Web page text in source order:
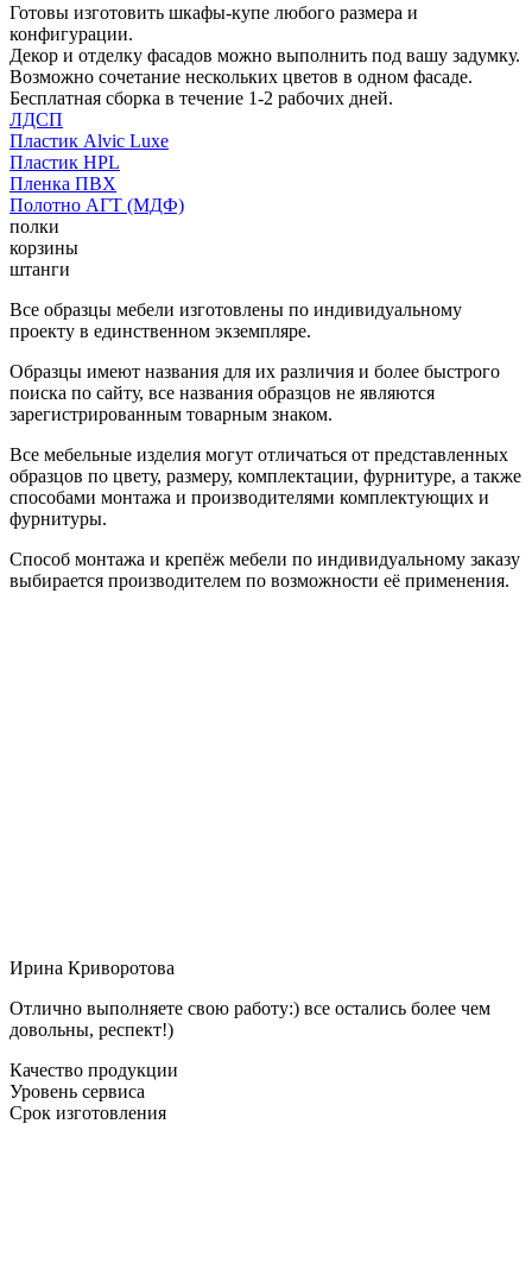
Готовы изготовить шкафы-купе любого размера и
конфигурации.
Декор и отделку фасадов можно выполнить под вашу задумку.
Возможно сочетание нескольких цветов в одном фасаде.
Бесплатная сборка в течение 1-2 рабочих дней.
ЛДСП
Пластик Alvic Luxe
Пластик HPL
Пленка ПВХ
Полотно АГТ (МДФ)
полки
корзины
штанги
Все образцы мебели изготовлены по индивидуальному
проекту в единственном экземпляре.
Образцы имеют названия для их различия и более быстрого
поиска по сайту, все названия образцов не являются
зарегистрированным товарным знаком.
Все мебельные изделия могут отличаться от представленных
образцов по цвету, размеру, комплектации, фурнитуре, а также
способами монтажа и производителями комплектующих и
фурнитуры.
Способ монтажа и крепёж мебели по индивидуальному заказу
выбирается производителем по возможности её применения.
Ирина Криворотова
Отлично выполняете свою работу:) все остались более чем
довольны, респект!)
Качество продукции
Уровень сервиса
Срок изготовления